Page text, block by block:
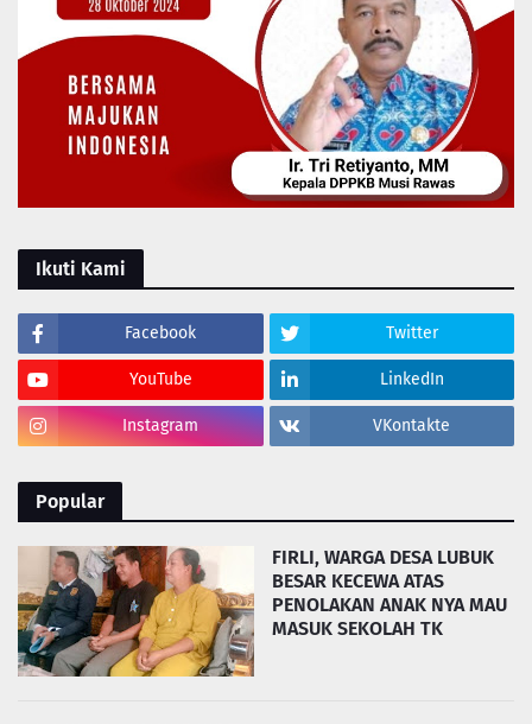
Ikuti Kami
Facebook Twitter
YouTube LinkedIn
Instagram VKontakte
Popular
FIRLI, WARGA DESA LUBUK
BESAR KECEWA ATAS
PENOLAKAN ANAK NYA MAU
MASUK SEKOLAH TK